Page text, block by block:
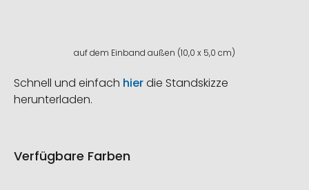
auf dem Einband außen (10,0 x 5,0 cm)
Schnell und einfach hierdie Standskizze
herunterladen.
Verfügbare Farben